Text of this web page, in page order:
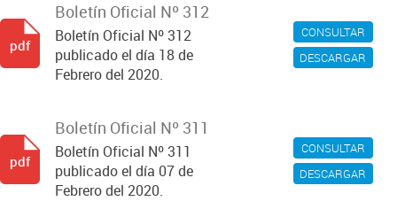
CONSULTAR
DESCARGAR
Boletín Oficial Nº 312
Boletín Oficial Nº 312
publicado el día 18 de
Febrero del 2020.
pdf
CONSULTAR
DESCARGAR
Boletín Oficial Nº 311
Boletín Oficial Nº 311
publicado el día 07 de
Febrero del 2020.
pdf